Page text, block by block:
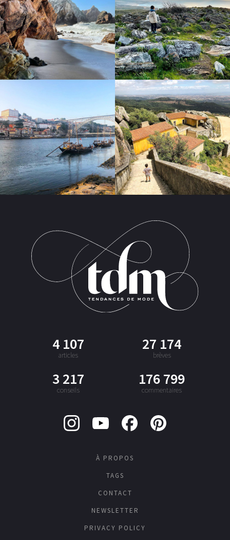
4 107
articles
27 174
brèves
3 217
conseils
176 799
commentaires
À PROPOS
TAGS
CONTACT
NEWSLETTER
PRIVACY POLICY